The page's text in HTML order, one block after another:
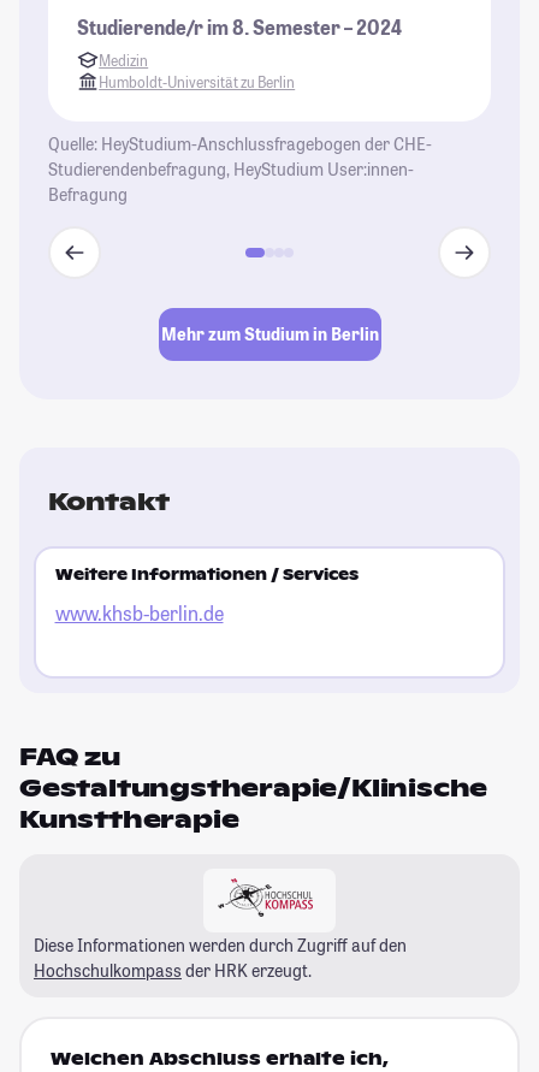
Studierende/r im 8. Semester – 2024
Medizin
Humboldt-Universität zu Berlin
Quelle: HeyStudium-Anschlussfragebogen der CHE-
Studierendenbefragung, HeyStudium User:innen-
Befragung
Mehr zum Studium in Berlin
Kontakt
Weitere Informationen / Services
www.khsb-berlin.de
FAQ zu
Gestaltungstherapie/Klinische
Kunsttherapie
Diese Informationen werden durch Zugriff auf den
Hochschulkompass der HRK erzeugt.
Welchen Abschluss erhalte ich,